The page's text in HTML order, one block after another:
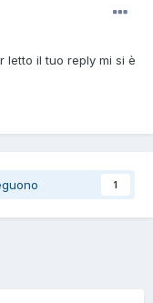
letto il tuo reply mi si è
1